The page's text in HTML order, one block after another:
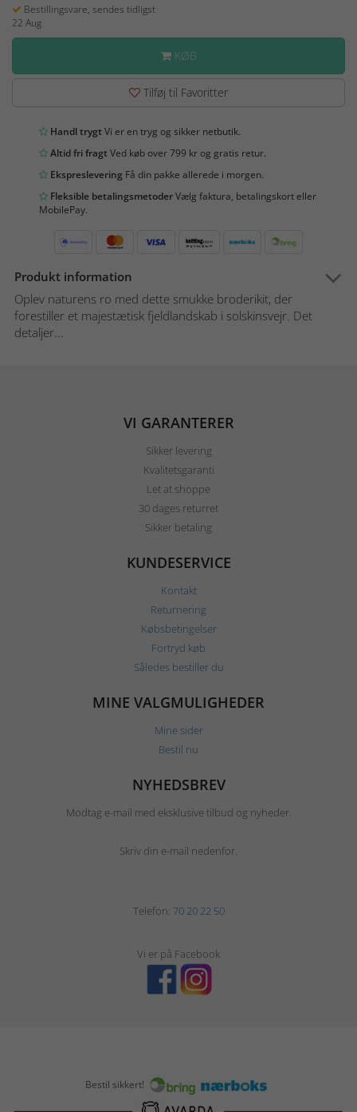
Bestillingsvare, sendes tidligst
22 Aug
KØB
Tilføj til Favoritter
Handl trygtVi er en tryg og sikker netbutik.
Altid fri fragtVed køb over 799 kr og gratis retur.
Ekspreslevering Få din pakke allerede i morgen.
Fleksible betalingsmetoderVælg faktura, betalingskort eller
MobilePay.
Produkt information
Oplev naturens ro med dette smukke broderikit, der
forestiller et majestætisk fjeldlandskab i solskinsvejr. Det
detaljer...
VI GARANTERER
Sikker levering
Kvalitetsgaranti
Let at shoppe
30 dages returret
Sikker betaling
KUNDESERVICE
Kontakt
Returnering
Købsbetingelser
Fortryd køb
Således bestiller du
MINE VALGMULIGHEDER
Mine sider
Bestil nu
NYHEDSBREV
Modtag e-mail med eksklusive tilbud og nyheder.
Skriv din e-mail nedenfor.
Telefon: 70 20 22 50
Vi er på Facebook
Bestil sikkert!